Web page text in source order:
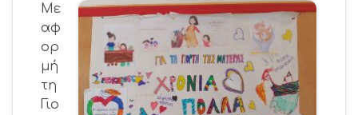
Με
αφ
ορ
μή
τη
Γιο